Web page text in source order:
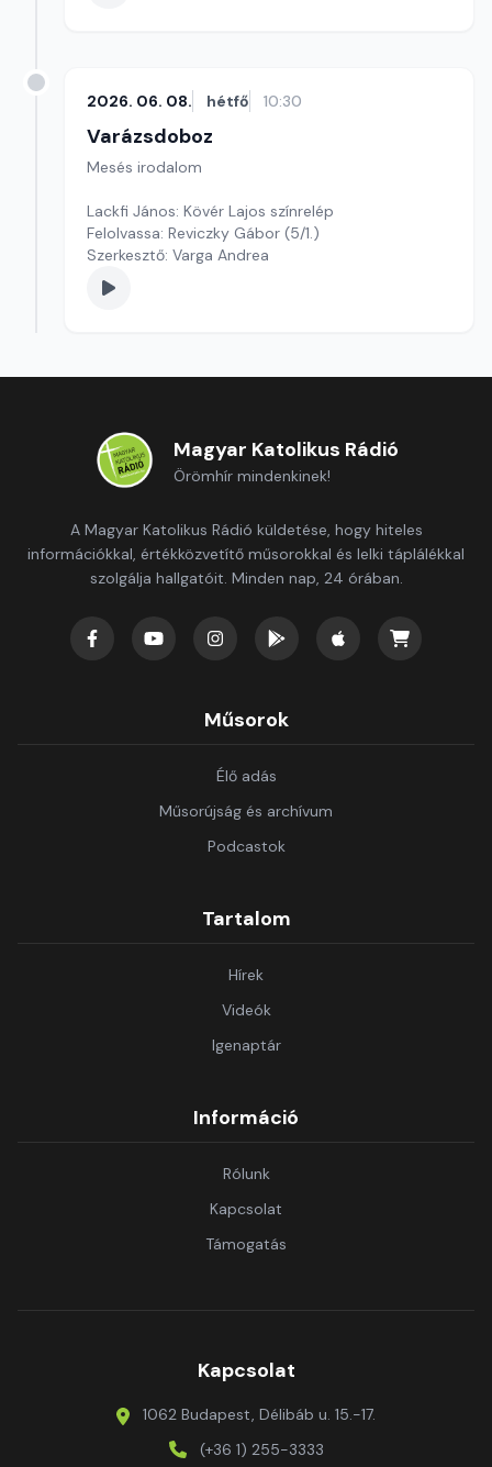
2026. 06. 08. hétfő 10:30
Varázsdoboz
Mesés irodalom
Lackfi János: Kövér Lajos színrelép
Felolvassa: Reviczky Gábor (5/1.)
Szerkesztő: Varga Andrea
Magyar Katolikus Rádió
Örömhír mindenkinek!
A Magyar Katolikus Rádió küldetése, hogy hiteles
információkkal, értékközvetítő műsorokkal és lelki táplálékkal
szolgálja hallgatóit. Minden nap, 24 órában.
Műsorok
Élő adás
Műsorújság és archívum
Podcastok
Tartalom
Hírek
Videók
Igenaptár
Információ
Rólunk
Kapcsolat
Támogatás
Kapcsolat
1062 Budapest, Délibáb u. 15.-17.
(+36 1) 255-3333